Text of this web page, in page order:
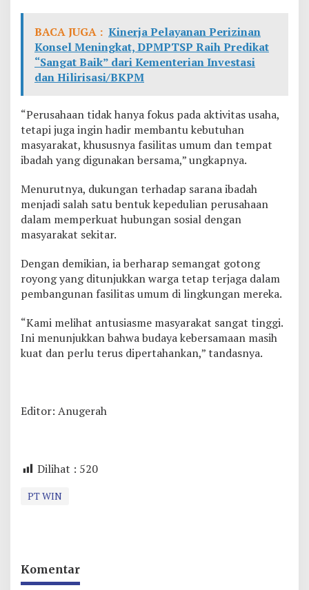
BACA JUGA : Kinerja Pelayanan Perizinan
Konsel Meningkat, DPMPTSP Raih Predikat
“Sangat Baik” dari Kementerian Investasi
dan Hilirisasi/BKPM
“Perusahaan tidak hanya fokus pada aktivitas usaha,
tetapi juga ingin hadir membantu kebutuhan
masyarakat, khususnya fasilitas umum dan tempat
ibadah yang digunakan bersama,” ungkapnya.
Menurutnya, dukungan terhadap sarana ibadah
menjadi salah satu bentuk kepedulian perusahaan
dalam memperkuat hubungan sosial dengan
masyarakat sekitar.
Dengan demikian, ia berharap semangat gotong
royong yang ditunjukkan warga tetap terjaga dalam
pembangunan fasilitas umum di lingkungan mereka.
“Kami melihat antusiasme masyarakat sangat tinggi.
Ini menunjukkan bahwa budaya kebersamaan masih
kuat dan perlu terus dipertahankan,” tandasnya.
Editor: Anugerah
Dilihat : 520
PT WIN
Komentar